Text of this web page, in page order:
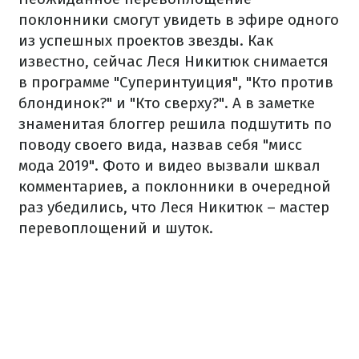
поклонники смогут увидеть в эфире одного
из успешных проектов звезды. Как
известно, сейчас Леся Никитюк снимается
в программе "Суперинтуиция", "Кто против
блондинок?" и "Кто сверху?". А в заметке
знаменитая блоггер решила подшутить по
поводу своего вида, назвав себя "мисс
мода 2019". Фото и видео вызвали шквал
комментариев, а поклонники в очередной
раз убедились, что Леся Никитюк – мастер
перевоплощений и шуток.